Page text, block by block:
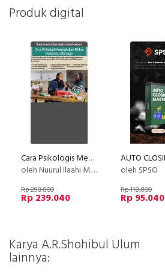
Produk digital
Cara Psikologis Menciptakan Hidup Damai dan Bahagia
oleh Nuurul Ilaahi M.Psi, Psikolog
Rp 298.800
Rp 239.040
oleh SPSO
Rp 118.800
Rp 95.040
Karya A.R.Shohibul Ulum
lainnya: